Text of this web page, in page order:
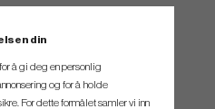
din
å gi deg en personlig
og for å holde
For dette formålet samler vi inn